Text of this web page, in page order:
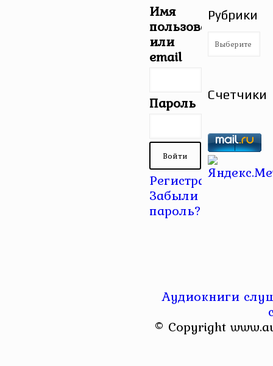
Имя
пользователя
или
email
Пароль
Регистрация |
Забыли
пароль?
Рубрики
Рубрики
Счетчики
Аудиокниги
© Copyright